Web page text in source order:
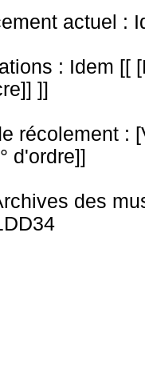
actuel :
: Idem [[
]]
récolement :
d'ordre]]
des